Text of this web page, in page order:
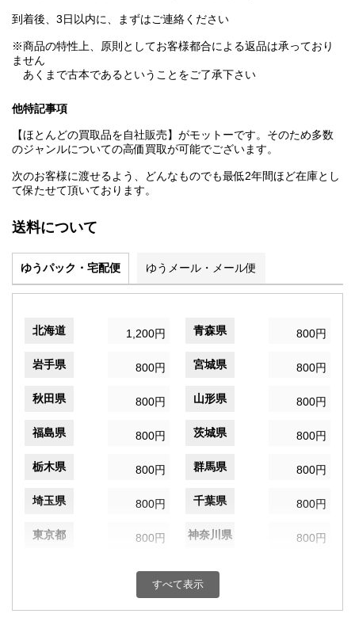
到着後、3日以内に、まずはご連絡ください
※商品の特性上、原則としてお客様都合による返品は承っており
ません
あくまで古本であるということをご了承下さい
他特記事項
【ほとんどの買取品を自社販売】がモットーです。そのため多数
のジャンルについての高価買取が可能でございます。
次のお客様に渡せるよう、どんなものでも最低2年間ほど在庫とし
て保たせて頂いております。
送料について
ゆうパック・宅配便 ゆうメール・メール便
北海道 1,200円 青森県 800円
岩手県 800円 宮城県 800円
秋田県 800円 山形県 800円
福島県 800円 茨城県 800円
栃木県 800円 群馬県 800円
埼玉県 800円 千葉県 800円
東京都 800円 神奈川県 800円
800円 富山県
すべて表示